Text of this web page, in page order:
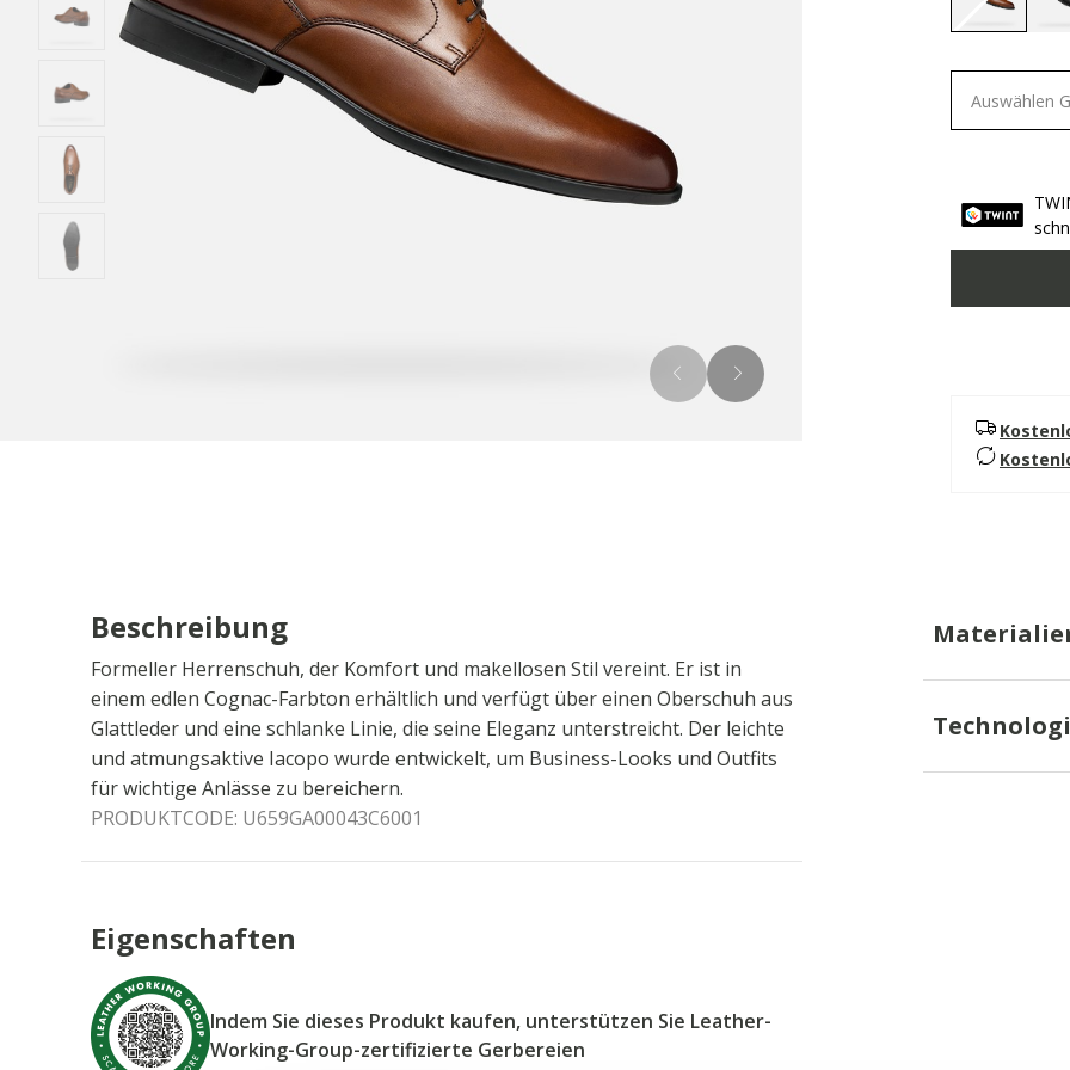
Auswählen
Beschreibung
Formeller Herrenschuh, der Komfort und makellosen Stil vereint. Er ist in
einem edlen Cognac-Farbton erhältlich und verfügt über einen Oberschuh aus
Glattleder und eine schlanke Linie, die seine Eleganz unterstreicht. Der leichte
und atmungsaktive Iacopo wurde entwickelt, um Business-Looks und Outfits
für wichtige Anlässe zu bereichern.
PRODUKTCODE: U659GA00043C6001
Eigenschaften
Indem Sie dieses Produkt kaufen, unterstützen Sie Leather-
Working-Group-zertifizierte Gerbereien